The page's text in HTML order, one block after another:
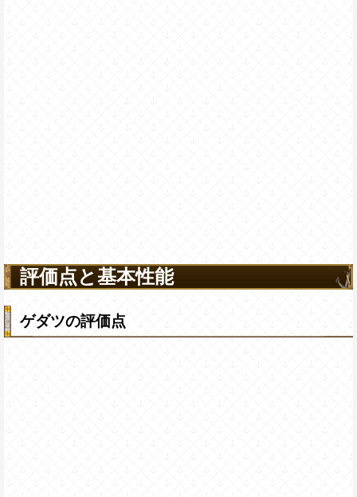
評価点と基本性能
ゲダツの評価点